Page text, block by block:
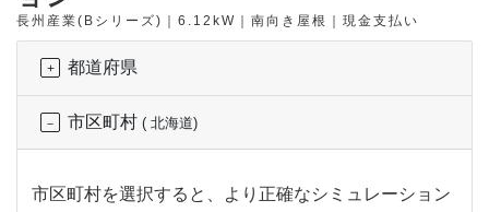
長州産業(Bシリーズ)｜6.12kW｜南向き屋根｜現金支払い
都道府県
市区町村 ( 北海道)
市区町村を選択すると、より正確なシミュレーション